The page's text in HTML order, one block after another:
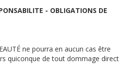
- OBLIGATIONS DE
ne pourra en aucun cas être
quiconque de tout dommage direct